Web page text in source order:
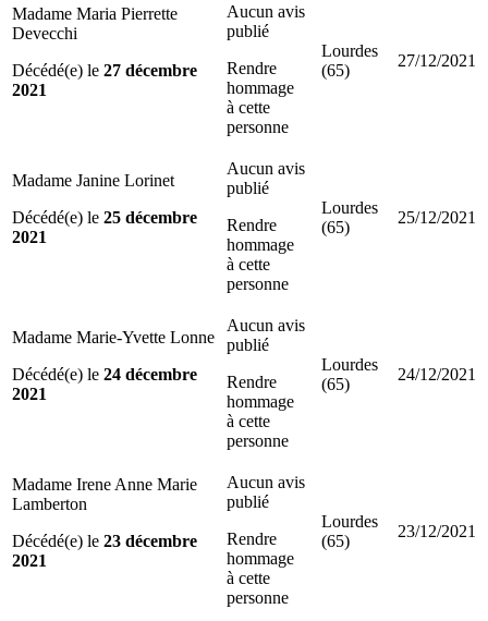
Madame Maria Pierrette
Devecchi
Décédé(e) le 27 décembre
2021
Aucun avis
publié
Rendre
hommage
à cette
personne
Lourdes
(65)
27/12/2021
Madame Janine Lorinet
Décédé(e) le 25 décembre
2021
Aucun avis
publié
Rendre
hommage
à cette
personne
Lourdes
(65)
25/12/2021
Madame Marie-Yvette Lonne
Décédé(e) le 24 décembre
2021
Aucun avis
publié
Rendre
hommage
à cette
personne
Lourdes
(65)
24/12/2021
Madame Irene Anne Marie
Lamberton
Décédé(e) le 23 décembre
2021
Aucun avis
publié
Rendre
hommage
à cette
personne
Lourdes
(65)
23/12/2021